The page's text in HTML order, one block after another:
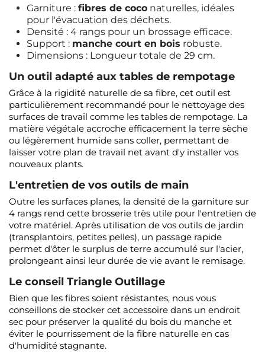
Garniture : fibres de coco naturelles, idéales
pour l'évacuation des déchets.
Densité : 4 rangs pour un brossage efficace.
Support : manche court en bois robuste.
Dimensions : Longueur totale de 29 cm.
Un outil adapté aux tables de rempotage
Grâce à la rigidité naturelle de sa fibre, cet outil est
particulièrement recommandé pour le nettoyage des
surfaces de travail comme les tables de rempotage. La
matière végétale accroche efficacement la terre sèche
ou légèrement humide sans coller, permettant de
laisser votre plan de travail net avant d'y installer vos
nouveaux plants.
L'entretien de vos outils de main
Outre les surfaces planes, la densité de la garniture sur
4 rangs rend cette brosserie très utile pour l'entretien de
votre matériel. Après utilisation de vos outils de jardin
(transplantoirs, petites pelles), un passage rapide
permet d'ôter le surplus de terre accumulé sur l'acier,
prolongeant ainsi leur durée de vie avant le remisage.
Le conseil Triangle Outillage
Bien que les fibres soient résistantes, nous vous
conseillons de stocker cet accessoire dans un endroit
sec pour préserver la qualité du bois du manche et
éviter le pourrissement de la fibre naturelle en cas
d'humidité stagnante.